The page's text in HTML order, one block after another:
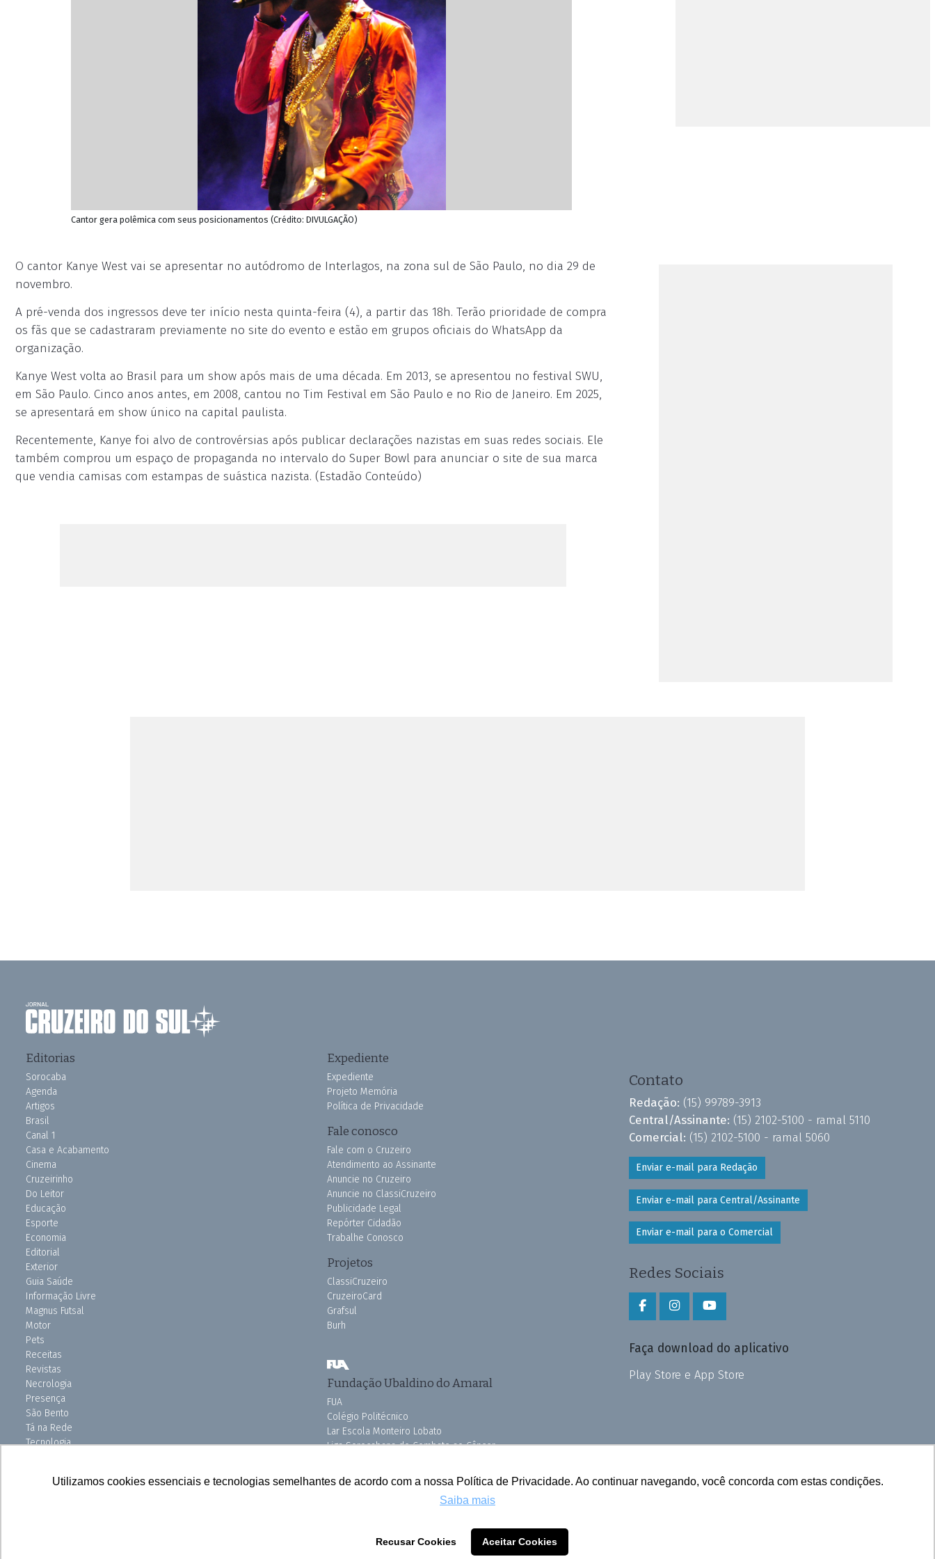
Utilizamos cookies essenciais e tecnologias semelhantes de acordo com a nossa Política de Privacidade. Ao continuar navegando, você concorda com estas condições.
Saiba mais
Recusar Cookies Aceitar Cookies
Cantor gera polêmica com seus posicionamentos (Crédito: DIVULGAÇÃO)
O cantor Kanye West vai se apresentar no autódromo de Interlagos, na zona sul de São Paulo, no dia 29 de
novembro.
A pré-venda dos ingressos deve ter início nesta quinta-feira (4), a partir das 18h. Terão prioridade de compra
os fãs que se cadastraram previamente no site do evento e estão em grupos oficiais do WhatsApp da
organização.
Kanye West volta ao Brasil para um show após mais de uma década. Em 2013, se apresentou no festival SWU,
em São Paulo. Cinco anos antes, em 2008, cantou no Tim Festival em São Paulo e no Rio de Janeiro. Em 2025,
se apresentará em show único na capital paulista.
Recentemente, Kanye foi alvo de controvérsias após publicar declarações nazistas em suas redes sociais. Ele
também comprou um espaço de propaganda no intervalo do Super Bowl para anunciar o site de sua marca
que vendia camisas com estampas de suástica nazista. (Estadão Conteúdo)
Editorias
Sorocaba
Agenda
Artigos
Brasil
Canal 1
Casa e Acabamento
Cinema
Cruzeirinho
Do Leitor
Educação
Esporte
Economia
Editorial
Exterior
Guia Saúde
Informação Livre
Magnus Futsal
Motor
Pets
Receitas
Revistas
Necrologia
Presença
São Bento
Tá na Rede
Tecnologia
Expediente
Expediente
Projeto Memória
Política de Privacidade
Fale conosco
Fale com o Cruzeiro
Atendimento ao Assinante
Anuncie no Cruzeiro
Anuncie no ClassiCruzeiro
Publicidade Legal
Repórter Cidadão
Trabalhe Conosco
Projetos
ClassiCruzeiro
CruzeiroCard
Grafsul
Burh
Fundação Ubaldino do Amaral
FUA
Colégio Politécnico
Lar Escola Monteiro Lobato
Liga Sorocabana de Combate ao Câncer
Pink do Bem OSSEL
Contato
Redação: (15) 99789-3913
Central/Assinante: (15) 2102-5100 - ramal 5110
Comercial: (15) 2102-5100 - ramal 5060
Enviar e-mail para Redação
Enviar e-mail para Central/Assinante
Enviar e-mail para o Comercial
Redes Sociais
Faça download do aplicativo
Play Store e App Store
Todos os direitos reservados © 2025 Cruzeiro do Sul